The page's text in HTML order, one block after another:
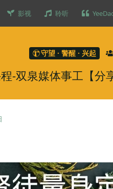
影视 聆听
守望 · 警醒 · 兴起
-双泉媒体事工【